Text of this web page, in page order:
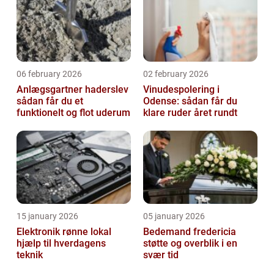
06 february 2026
Anlægsgartner haderslev
sådan får du et
funktionelt og flot uderum
02 february 2026
Vinudespolering i
Odense: sådan får du
klare ruder året rundt
15 january 2026
Elektronik rønne lokal
hjælp til hverdagens
teknik
05 january 2026
Bedemand fredericia
støtte og overblik i en
svær tid